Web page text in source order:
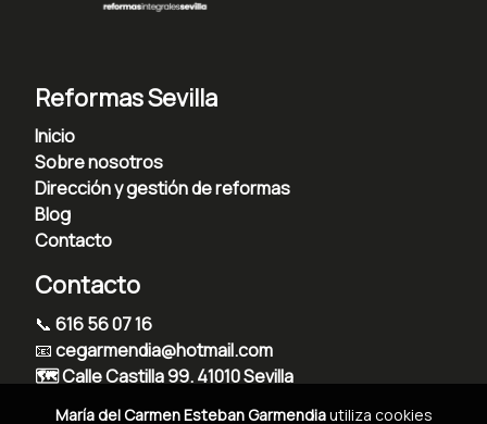
Reformas Sevilla
Inicio
Sobre nosotros
Dirección y gestión de reformas
Blog
Contacto
Contacto
📞 616 56 07 16
📧cegarmendia@hotmail.com
🗺️ Calle Castilla 99. 41010 Sevilla
María del Carmen Esteban Garmendiautiliza cookies